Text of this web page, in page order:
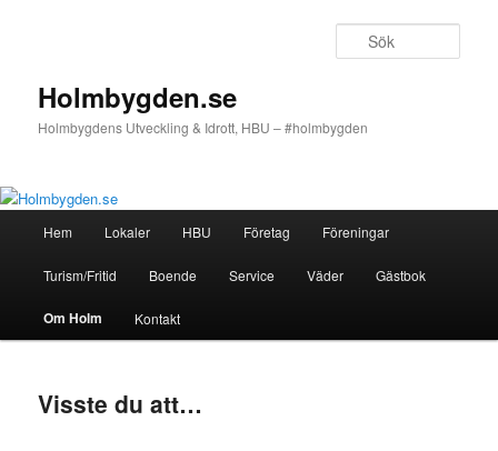
Holmbygden.se
Holmbygdens Utveckling & Idrott, HBU – #holmbygden
Hem Lokaler HBU Företag Föreningar
Turism/Fritid Boende Service Väder Gästbok
Om Holm Kontakt
Visste du att…